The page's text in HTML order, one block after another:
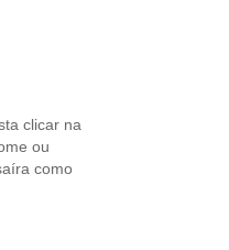
clicar na
ou
como